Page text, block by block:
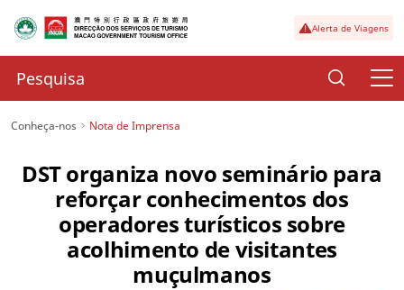
Alerta de Viagens
Conheça-nos Nota de Imprensa
DST organiza novo seminário para
reforçar conhecimentos dos
operadores turísticos sobre
acolhimento de visitantes
muçulmanos